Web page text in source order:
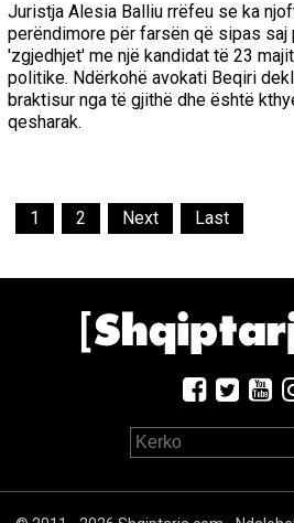
Juristja Alesia Balliu rrëfeu se ka
perëndimore për farsën që sipas saj
'zgjedhjet' me një kandidat të 23
politike. Ndërkohë avokati Beqiri
braktisur nga të gjithë dhe është
qesharak.
1 2 Next Last